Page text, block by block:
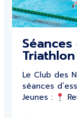
Le Club des
séances
Jeunes :